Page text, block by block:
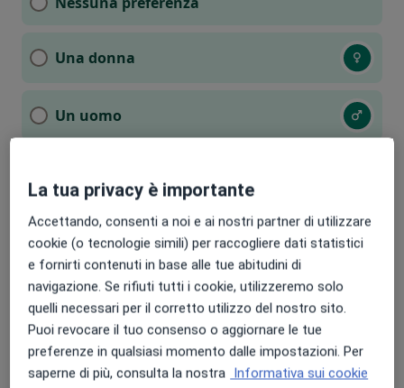
Una donna
Un uomo
La tua privacy è importante
Accettando, consenti a noi e ai nostri partner di utilizzare
cookie (o tecnologie simili) per raccogliere dati statistici
e fornirti contenuti in base alle tue abitudini di
navigazione. Se rifiuti tutti i cookie, utilizzeremo solo
quelli necessari per il corretto utilizzo del nostro sito.
Puoi revocare il tuo consenso o aggiornare le tue
preferenze in qualsiasi momento dalle impostazioni. Per
saperne di più, consulta la nostra Informativa sui cookie